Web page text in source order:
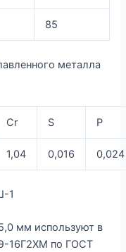
85
металла
Cr S P
1,04 0,016 0,024
1
мм используют в
Э-16Г2ХМ по ГОСТ